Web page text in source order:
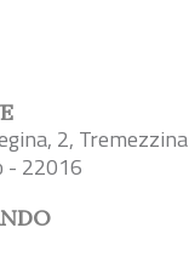
2, Tremezzina
- 22016